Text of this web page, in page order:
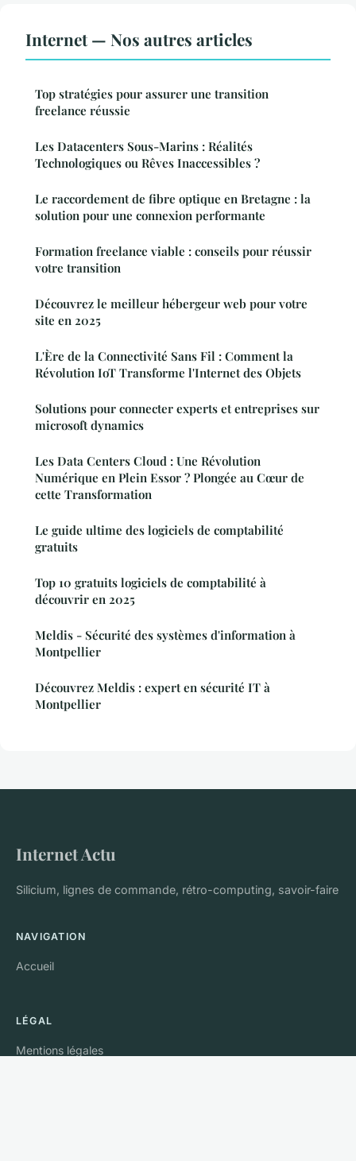
Internet — Nos autres articles
Top stratégies pour assurer une transition
freelance réussie
Les Datacenters Sous-Marins : Réalités
Technologiques ou Rêves Inaccessibles ?
Le raccordement de fibre optique en Bretagne : la
solution pour une connexion performante
Formation freelance viable : conseils pour réussir
votre transition
Découvrez le meilleur hébergeur web pour votre
site en 2025
L'Ère de la Connectivité Sans Fil : Comment la
Révolution IoT Transforme l'Internet des Objets
Solutions pour connecter experts et entreprises sur
microsoft dynamics
Les Data Centers Cloud : Une Révolution
Numérique en Plein Essor ? Plongée au Cœur de
cette Transformation
Le guide ultime des logiciels de comptabilité
gratuits
Top 10 gratuits logiciels de comptabilité à
découvrir en 2025
Meldis - Sécurité des systèmes d'information à
Montpellier
Découvrez Meldis : expert en sécurité IT à
Montpellier
Internet Actu
Silicium, lignes de commande, rétro-computing, savoir-faire
NAVIGATION
Accueil
LÉGAL
Mentions légales